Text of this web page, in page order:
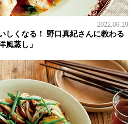
2022.06.19
しくなる！ 野口真紀さんに教わる
風蒸し」